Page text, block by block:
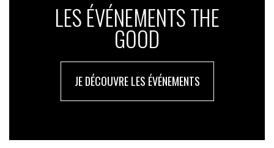
LES ÉVÉNEMENTS THE
GOOD
JE DÉCOUVRE LES ÉVÉNEMENTS